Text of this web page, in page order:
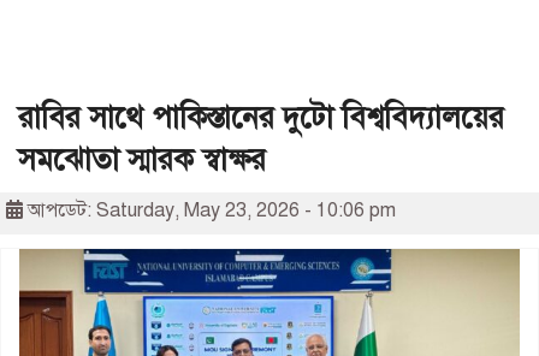
রাবির সাথে পাকিস্তানের দুটো বিশ্ববিদ্যালয়ের
সমঝোতা স্মারক স্বাক্ষর
আপডেট: Saturday, May 23, 2026 - 10:06 pm